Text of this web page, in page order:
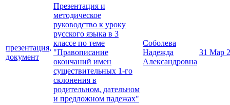
презентация,
документ
Презентация и
методическое
руководство к уроку
русского языка в 3
классе по теме
"Правописание
окончаний имен
существительных 1-го
склонения в
родительном, дательном
и предложном падежах"
Соболева
Надежда
Александровна
31 Мар